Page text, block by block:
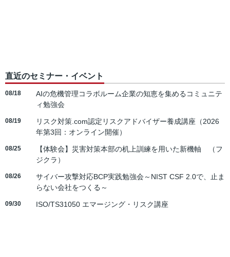
直近のセミナー・イベント
08/18
AIの危機管理コラボルーム企業の知恵を集めるコミュニテ
ィ勉強会
08/19
リスク対策.com認定リスクアドバイザー養成講座（2026
年第3回：オンライン開催）
08/25
【体験会】災害対策本部の机上訓練を用いた新機軸 （フ
ジクラ）
08/26
サイバー攻撃対応BCP実践勉強会～NIST CSF 2.0で、止ま
らない会社をつくる～
09/30 ISO/TS31050 エマージング・リスク講座